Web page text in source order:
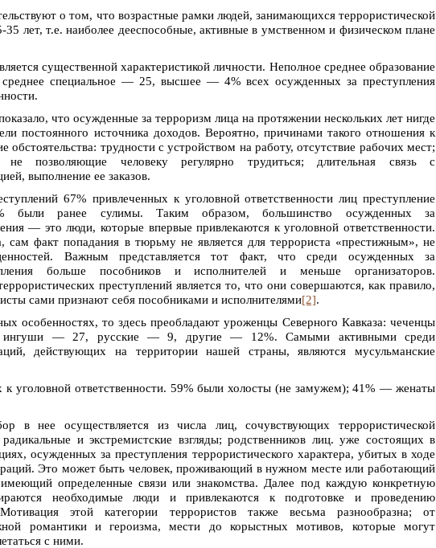
о том, что возрастные рамки людей, занимающихся террористической
35 лет, т.е. наиболее дееспособные, активные в умственном и физическом плане
существенной характеристикой личности. Неполное среднее образование
специальное — 25, высшее — 4% всех осужденных за преступления
что осужденные за терроризм лица на протяжении нескольких лет нигде
постоянного источника доходов. Вероятно, причинами такого отношения к
трудности с устройством на работу, отсутствие рабочих мест;
не позволяющие человеку регулярно трудиться; длительная связь с
выполнение ее заказов.
67% привлеченных к уголовной ответственности лиц преступление
были ранее сулимы. Таким образом, большинство осужденных за
— это люди, которые впервые привлекаются к уголовной ответственности.
факт попадания в тюрьму не является для террориста «престижным», не
Важным представляется тот факт, что среди осужденных за
больше пособников и исполнителей и меньше организаторов.
преступлений является то, что они совершаются, как правило,
сами признают себя пособниками и исполнителями[2].
особенностях, то здесь преобладают уроженцы Северного Кавказа: чеченцы
— 27, русские — 9, другие — 12%. Самыми активными среди
действующих на территории нашей страны, являются мусульманские
к уголовной ответственности. 59% были холосты (не замужем); 41% — женаты
в нее осуществляется из числа лиц, сочувствующих террористической
и экстремистские взгляды; родственников лиц. уже состоящих в
осужденных за преступления террористического характера, убитых в ходе
Это может быть человек, проживающий в нужном месте или работающий
определенные связи или знакомства. Далее под каждую конкретную
необходимые люди и привлекаются к подготовке и проведению
Мотивация этой категории террористов также весьма разнообразна; от
романтики и героизма, мести до корыстных мотивов, которые могут
с ними.